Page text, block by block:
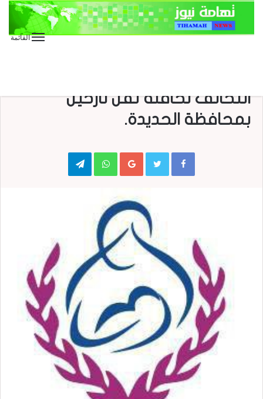
القائمة
التحالف لحافلة تقل نازحين
بمحافظة الحديدة.
Google+
WhatsApp
Telegram